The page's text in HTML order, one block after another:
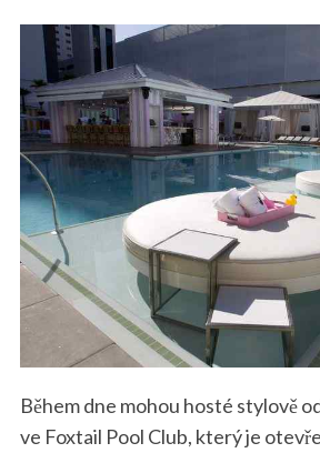
Během dne mohou hosté stylově
ve Foxtail Pool Club, který je